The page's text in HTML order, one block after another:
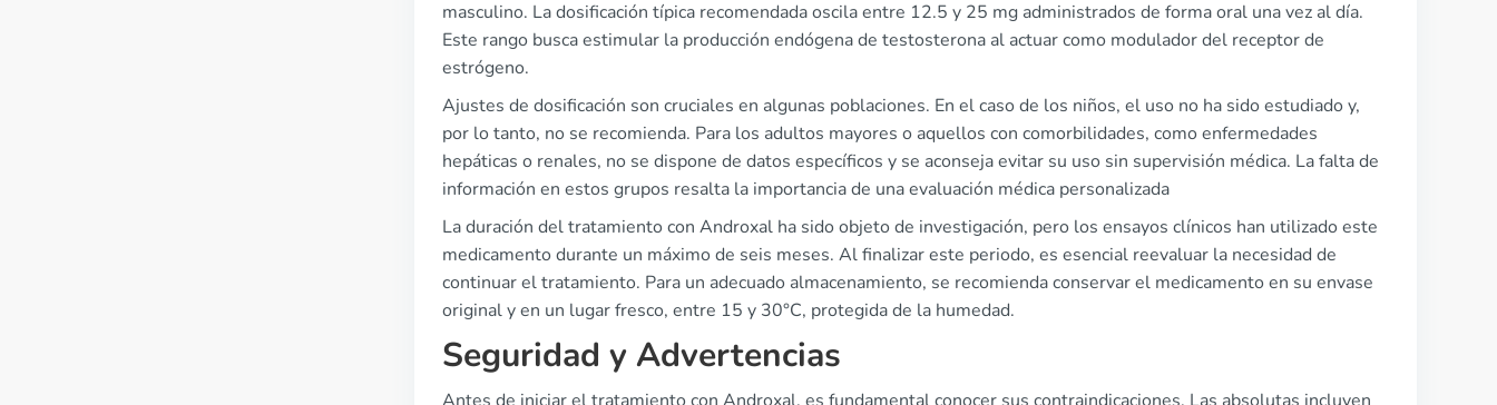
masculino. La dosificación típica recomendada oscila entre 12.5 y 25 mg administrados de forma oral una vez al día.
Este rango busca estimular la producción endógena de testosterona al actuar como modulador del receptor de
estrógeno.
Ajustes de dosificación son cruciales en algunas poblaciones. En el caso de los niños, el uso no ha sido estudiado y,
por lo tanto, no se recomienda. Para los adultos mayores o aquellos con comorbilidades, como enfermedades
hepáticas o renales, no se dispone de datos específicos y se aconseja evitar su uso sin supervisión médica. La falta de
información en estos grupos resalta la importancia de una evaluación médica personalizada
La duración del tratamiento con Androxal ha sido objeto de investigación, pero los ensayos clínicos han utilizado este
medicamento durante un máximo de seis meses. Al finalizar este periodo, es esencial reevaluar la necesidad de
continuar el tratamiento. Para un adecuado almacenamiento, se recomienda conservar el medicamento en su envase
original y en un lugar fresco, entre 15 y 30°C, protegida de la humedad.
Seguridad y Advertencias